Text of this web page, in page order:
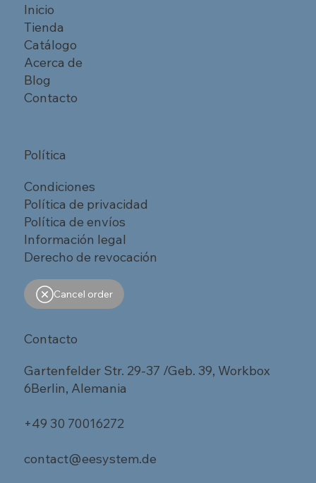
Inicio
Tienda
Catálogo
Acerca de
Blog
Contacto
Política
Condiciones
Política de privacidad
Política de envíos
Información legal
Derecho de revocación
Cancel order
Contacto
Gartenfelder Str. 29-37 /Geb. 39, Workbox
6Berlin, Alemania
+49 30 70016272
contact@eesystem.de